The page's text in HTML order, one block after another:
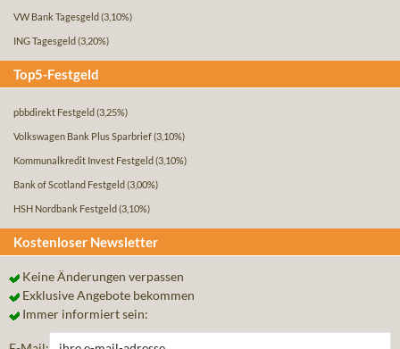
VW Bank Tagesgeld (3,10%)
ING Tagesgeld (3,20%)
Top5-Festgeld
pbbdirekt Festgeld (3,25%)
Volkswagen Bank Plus Sparbrief(3,10%)
Kommunalkredit Invest Festgeld (3,10%)
Bank of Scotland Festgeld (3,00%)
HSH Nordbank Festgeld (3,10%)
Kostenloser Newsletter
Keine Änderungen verpassen
Exklusive Angebote bekommen
Immer informiert sein: